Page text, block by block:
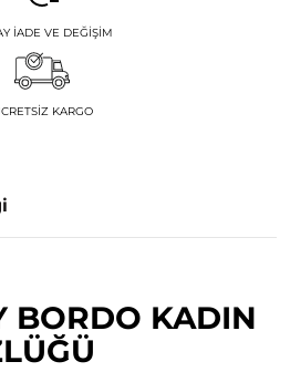
İADE VE DEĞIŞIM
KARGO
BORDO KADIN